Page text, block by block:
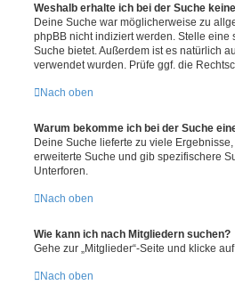
Weshalb erhalte ich bei der Suche
Deine Suche war möglicherweise zu
phpBB nicht indiziert werden. Stelle
Suche bietet. Außerdem ist es natürlich
verwendet wurden. Prüfe ggf. die
Nach oben
Warum bekomme ich bei der Suche
Deine Suche lieferte zu viele
erweiterte Suche und gib spezifischere
Unterforen.
Nach oben
Wie kann ich nach Mitgliedern suchen?
Gehe zur „Mitglieder“-Seite und klicke
Nach oben